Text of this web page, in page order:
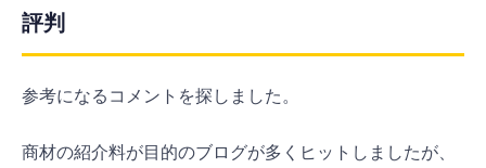
評判
参考になるコメントを探しました。
商材の紹介料が目的のブログが多くヒットしましたが、